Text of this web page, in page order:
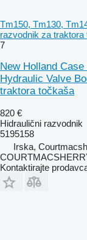
Tm150, Tm130,
razvodnik za traktora
7
New Holland
Hydraulic Valve
traktora točkaša
820 €
Hidraulični razvodnik
5195158
Irska,
Kontaktirajte